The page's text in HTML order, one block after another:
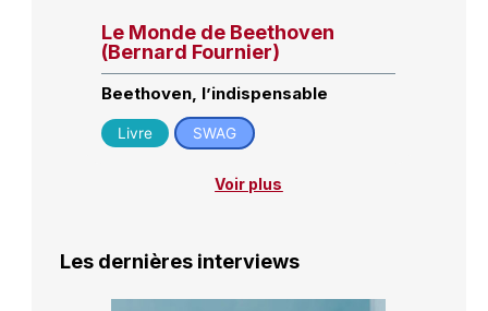
Le Monde de Beethoven
(Bernard Fournier)
Beethoven, l’indispensable
Livre SWAG
Voir plus
Les dernières interviews